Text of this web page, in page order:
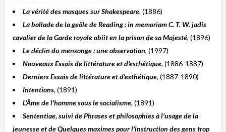
La vérité des masques sur Shakespeare, (1886)
La ballade de la geôle de Reading : in memoriam C. T. W. jadis
cavalier de la Garde royale obiit en la prison de sa Majesté, (1896)
Le déclin du mensonge : une observation, (1997)
Nouveaux Essais de littérature et d'esthétique, (1886-1887)
Derniers Essais de littérature et d'esthétique, (1887-1890)
Intentions, (1891)
L'Âme de l'homme sous le socialisme, (1891)
Sententiae, suivi de Phrases et philosophies à l'usage de la
jeunesse et de Quelques maximes pour l'instruction des gens trop